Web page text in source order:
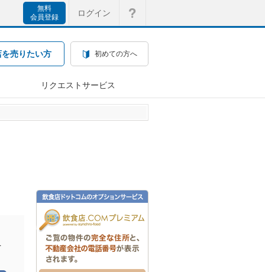
無料
会員登録
ログイン
を売りたい方 初めての方へ
リクエストサービス